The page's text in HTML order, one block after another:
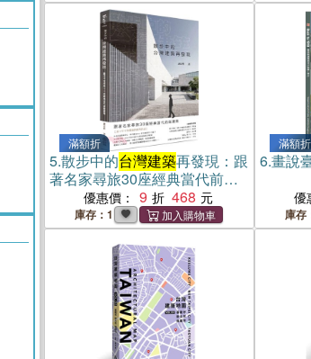
滿額折
5.散步中的台灣建築再發現：跟
著名家尋旅30座經典當代前衛
優惠價： 9 468
庫存：1
滿額折
6.畫說
優
庫存